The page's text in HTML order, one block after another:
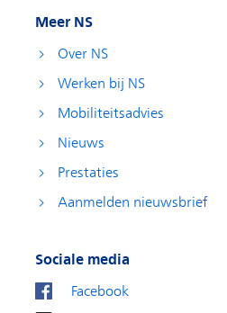
Meer NS
Over NS
Werken bij NS
Mobiliteitsadvies
Nieuws
Prestaties
Aanmelden nieuwsbrief
Sociale media
Facebook